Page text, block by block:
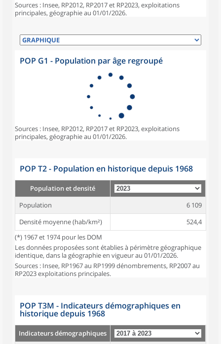
Sources : Insee, RP2012, RP2017 et RP2023, exploitations
principales, géographie au 01/01/2026.
POP G1 - Population par âge regroupé
Sources : Insee, RP2012, RP2017 et RP2023, exploitations
principales, géographie au 01/01/2026.
POP T2 - Population en historique depuis 1968
Population et densité
Population
6 109
Densité moyenne (hab/km²)
524,4
(*) 1967 et 1974 pour les DOM
Les données proposées sont établies à périmètre géographique
identique, dans la géographie en vigueur au 01/01/2026.
Sources : Insee, RP1967 au RP1999 dénombrements, RP2007 au
RP2023 exploitations principales.
POP T3M - Indicateurs démographiques en
historique depuis 1968
Indicateurs démographiques